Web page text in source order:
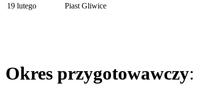
19 lutego
Piast Gliwice
Okres przygotowawczy: